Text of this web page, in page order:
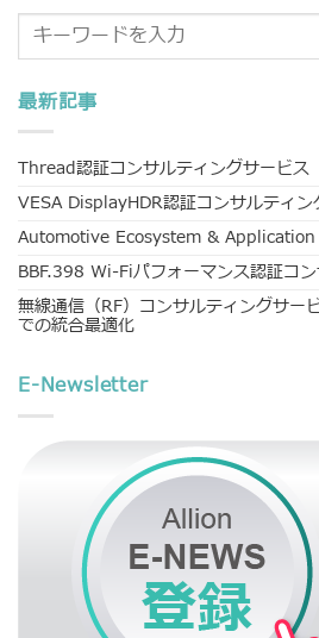
最新記事
Thread認証コンサルティングサービス
VESA DisplayHDR認証コンサルティン
Automotive Ecosystem &
BBF.398 Wi-Fiパフォーマンス認証コ
無線通信（RF）コンサルティングサー
での統合最適化
E-Newsletter